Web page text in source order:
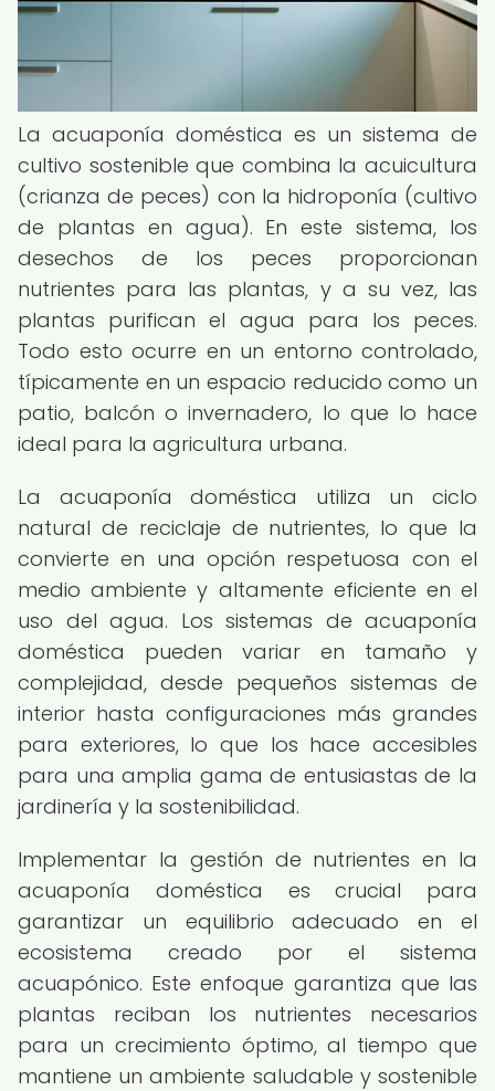
La acuaponía doméstica es un sistema de
cultivo sostenible que combina la acuicultura
(crianza de peces) con la hidroponía (cultivo
de plantas en agua). En este sistema, los
desechos de los peces proporcionan
nutrientes para las plantas, y a su vez, las
plantas purifican el agua para los peces.
Todo esto ocurre en un entorno controlado,
típicamente en un espacio reducido como un
patio, balcón o invernadero, lo que lo hace
ideal para la agricultura urbana.
La acuaponía doméstica utiliza un ciclo
natural de reciclaje de nutrientes, lo que la
convierte en una opción respetuosa con el
medio ambiente y altamente eficiente en el
uso del agua. Los sistemas de acuaponía
doméstica pueden variar en tamaño y
complejidad, desde pequeños sistemas de
interior hasta configuraciones más grandes
para exteriores, lo que los hace accesibles
para una amplia gama de entusiastas de la
jardinería y la sostenibilidad.
Implementar la gestión de nutrientes en la
acuaponía doméstica es crucial para
garantizar un equilibrio adecuado en el
ecosistema creado por el sistema
acuapónico. Este enfoque garantiza que las
plantas reciban los nutrientes necesarios
para un crecimiento óptimo, al tiempo que
mantiene un ambiente saludable y sostenible